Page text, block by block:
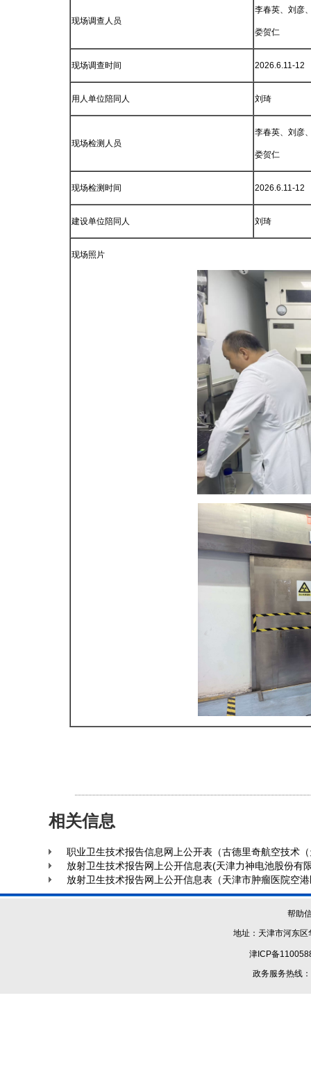
现场调查人员
李春英、刘彦
娄贺仁
现场调查时间 2026.6.11-12
用人单位陪同人 刘琦
现场检测人员
李春英、刘彦
娄贺仁
现场检测时间 2026.6.11-12
建设单位陪同人 刘琦
现场照片
相关信息
职业卫生技术报告信息网上公开表（古德里奇航空技术
放射卫生技术报告网上公开信息表(天津力神电池股份有
放射卫生技术报告网上公开信息表（天津市肿瘤医院空
帮助
地址：天津市河
津ICP备
政务服务热线